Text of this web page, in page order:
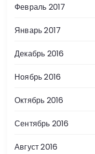
Февраль 2017
Январь 2017
Декабрь 2016
Ноябрь 2016
Октябрь 2016
Сентябрь 2016
Август 2016